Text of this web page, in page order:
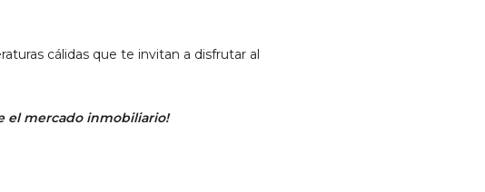
cálidas que te invitan a disfrutar al
el mercado inmobiliario!